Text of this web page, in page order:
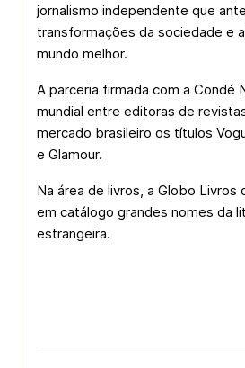
jornalismo independente que
transformações da sociedade e
mundo melhor.
A parceria firmada com a Condé
mundial entre editoras de
mercado brasileiro os títulos
e Glamour.
Na área de livros, a Globo Livros
em catálogo grandes nomes da
estrangeira.